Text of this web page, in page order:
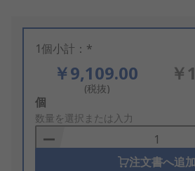
1個小計：*
￥9,109.00
(税抜)
Add
to
Basket
個
数量を選択または入力
注文書へ追加